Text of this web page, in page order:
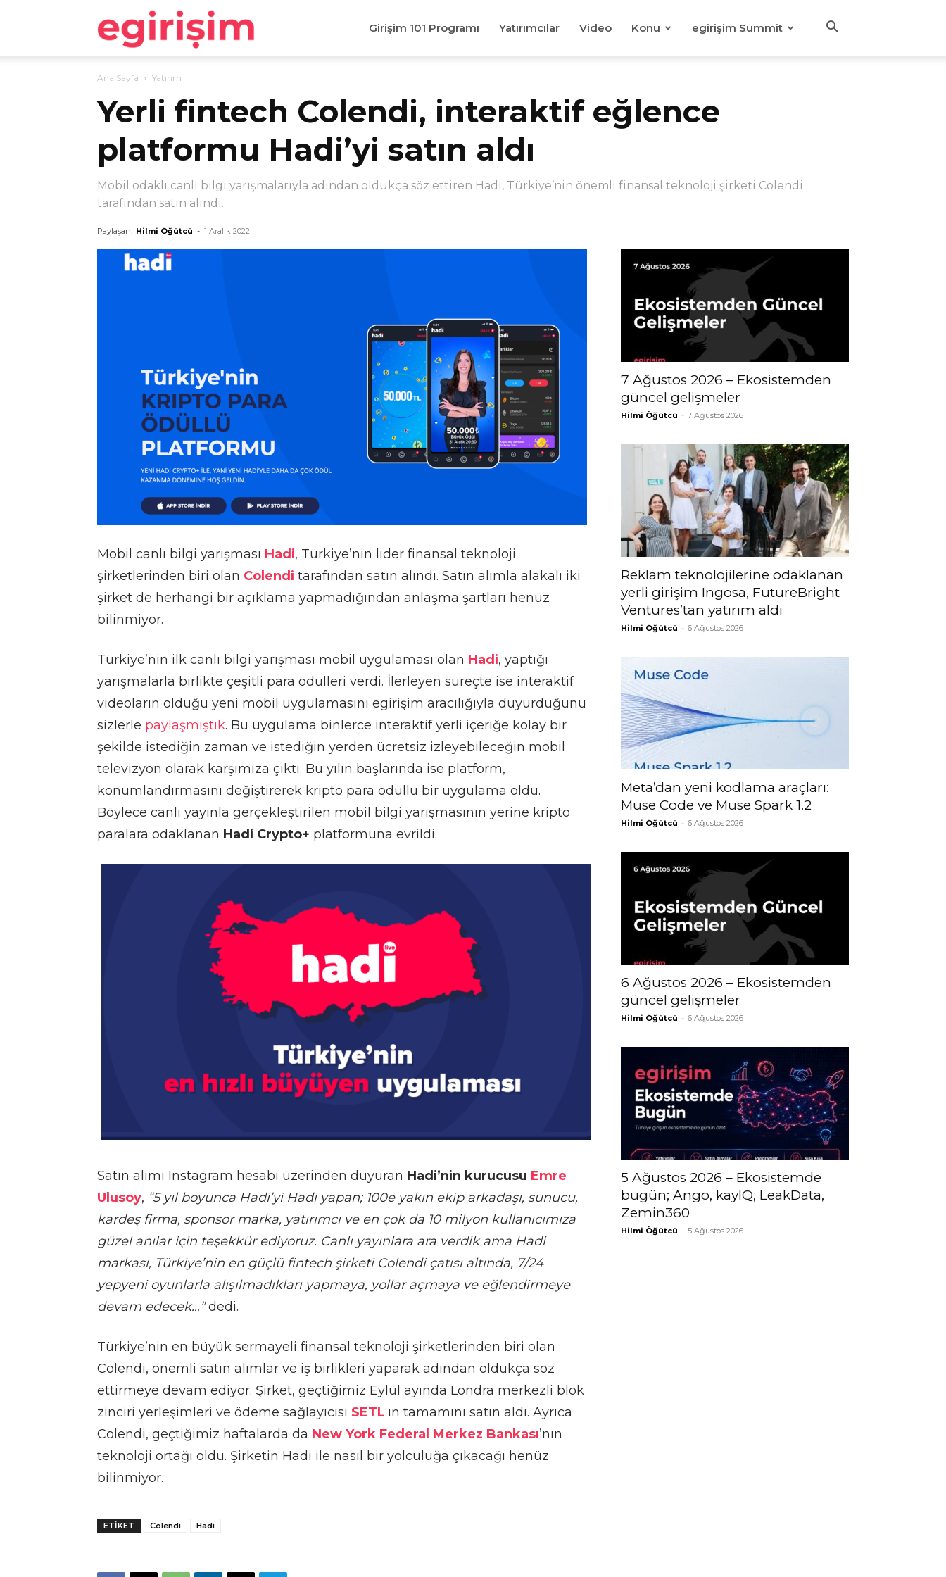
egirişim Girişim 101 Programı Yatırımcılar Video Konu egirişim Summit
Ana Sayfa Yatırım
Yerli fintech Colendi, interaktif eğlence
platformu Hadi’yi satın aldı
Mobil odaklı canlı bilgi yarışmalarıyla adından oldukça söz ettiren Hadi, Türkiye’nin önemli finansal teknoloji şirketi Colendi
tarafından satın alındı.
Paylaşan: Hilmi Öğütcü - 1 Aralık 2022
Mobil canlı bilgi yarışması Hadi, Türkiye’nin lider finansal teknoloji
şirketlerinden biri olan Colendi tarafından satın alındı. Satın alımla alakalı iki
şirket de herhangi bir açıklama yapmadığından anlaşma şartları henüz
bilinmiyor.
Türkiye’nin ilk canlı bilgi yarışması mobil uygulaması olan Hadi, yaptığı
yarışmalarla birlikte çeşitli para ödülleri verdi. İlerleyen süreçte ise interaktif
videoların olduğu yeni mobil uygulamasını egirişim aracılığıyla duyurduğunu
sizlerle paylaşmıştık. Bu uygulama binlerce interaktif yerli içeriğe kolay bir
şekilde istediğin zaman ve istediğin yerden ücretsiz izleyebileceğin mobil
televizyon olarak karşımıza çıktı. Bu yılın başlarında ise platform,
konumlandırmasını değiştirerek kripto para ödüllü bir uygulama oldu.
Böylece canlı yayınla gerçekleştirilen mobil bilgi yarışmasının yerine kripto
paralara odaklanan Hadi Crypto+ platformuna evrildi.
Satın alımı Instagram hesabı üzerinden duyuran Hadi’nin kurucusu Emre
Ulusoy, “5 yıl boyunca Hadi’yi Hadi yapan; 100e yakın ekip arkadaşı, sunucu,
kardeş firma, sponsor marka, yatırımcı ve en çok da 10 milyon kullanıcımıza
güzel anılar için teşekkür ediyoruz. Canlı yayınlara ara verdik ama Hadi
markası, Türkiye’nin en güçlü fintech şirketi Colendi çatısı altında, 7/24
yepyeni oyunlarla alışılmadıkları yapmaya, yollar açmaya ve eğlendirmeye
devam edecek…”dedi.
Türkiye’nin en büyük sermayeli finansal teknoloji şirketlerinden biri olan
Colendi, önemli satın alımlar ve iş birlikleri yaparak adından oldukça söz
ettirmeye devam ediyor. Şirket, geçtiğimiz Eylül ayında Londra merkezli blok
zinciri yerleşimleri ve ödeme sağlayıcısı SETL‘ın tamamını satın aldı. Ayrıca
Colendi, geçtiğimiz haftalarda da New York Federal Merkez Bankası’nın
teknoloji ortağı oldu. Şirketin Hadi ile nasıl bir yolculuğa çıkacağı henüz
bilinmiyor.
ETIKET Colendi Hadi
7 Ağustos 2026 – Ekosistemden
güncel gelişmeler
Hilmi Öğütcü - 7 Ağustos 2026
Reklam teknolojilerine odaklanan
yerli girişim Ingosa, FutureBright
Ventures’tan yatırım aldı
Hilmi Öğütcü - 6 Ağustos 2026
Meta’dan yeni kodlama araçları:
Muse Code ve Muse Spark 1.2
Hilmi Öğütcü - 6 Ağustos 2026
6 Ağustos 2026 – Ekosistemden
güncel gelişmeler
Hilmi Öğütcü - 6 Ağustos 2026
5 Ağustos 2026 – Ekosistemde
bugün; Ango, kayIQ, LeakData,
Zemin360
Hilmi Öğütcü - 5 Ağustos 2026